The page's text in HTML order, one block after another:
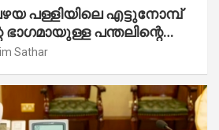
പള്ളിയിലെ എട്ടുനോമ്പ്
പന്തലിന്റെ
പ്രീസ്റ്റ് വെരി.
Sathar